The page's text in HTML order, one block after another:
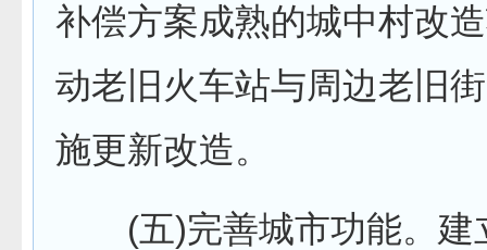
补偿方案成熟的城中村改
动老旧火车站与周边老旧
施更新改造。
(五)完善城市功能。建